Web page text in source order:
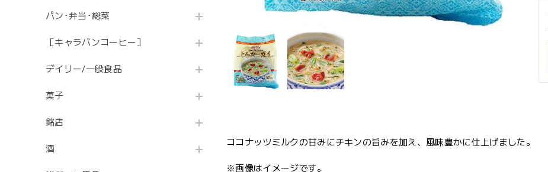
パン･弁当･総菜
［キャラバンコーヒー］
デイリー/一般食品
菓子
銘店
酒
ココナッツミルクの甘みにチキンの旨みを加え、風味豊かに仕上げました。
※画像はイメージです。